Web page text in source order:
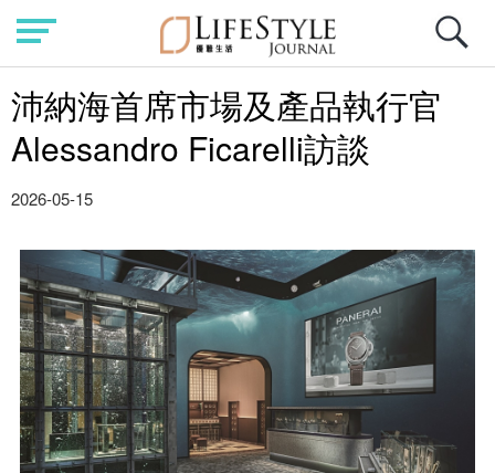
沛納海首席市場及產品執行官
Alessandro Ficarelli訪談
2026-05-15